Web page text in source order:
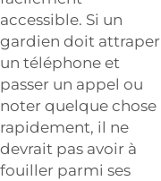
accessible. Si un
gardien doit attraper
un téléphone et
passer un appel ou
noter quelque chose
rapidement, il ne
devrait pas avoir à
fouiller parmi ses